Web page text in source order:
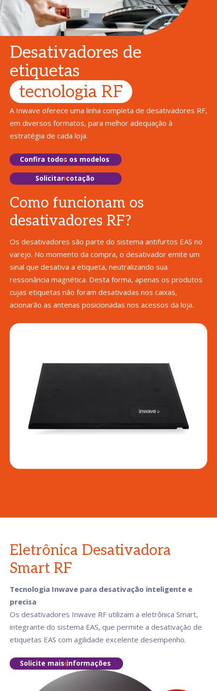
Desativadores de
etiquetas
tecnologia RF
A Inwave oferece uma linha completa de desativadores RF,
em diversos formatos, para melhor adequação à
estratégia de cada loja.
Confira todos os modelos
Solicitar cotação
Como funcionam os
desativadores RF?
Os desativadores são parte do sistema antifurtos EAS no
varejo. No momento da compra, o desativador emite um
sinal que desativa a etiqueta, neutralizando sua
ressonância magnética. Desta forma, apenas os produtos
cujas etiquetas não foram desativadas nos caixas,
acionarão as antenas posicionadas nos acessos da loja.
Eletrônica Desativadora
Smart RF
Tecnologia Inwave para desativação inteligente e
precisa
Os desativadores Inwave RF utilizam a eletrônica Smart,
integrante do sistema EAS, que permite a desativação de
etiquetas EAS com agilidade excelente desempenho.
Solicite mais informações